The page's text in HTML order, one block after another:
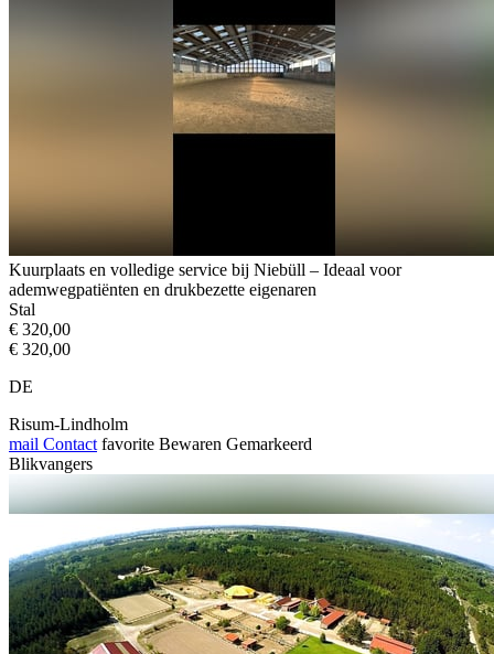
Kuurplaats en volledige service bij Niebüll – Ideaal voor
ademwegpatiënten en drukbezette eigenaren
Stal
€ 320,00
€ 320,00
DE
Risum-Lindholm
mail Contact favorite Bewaren Gemarkeerd
Blikvangers